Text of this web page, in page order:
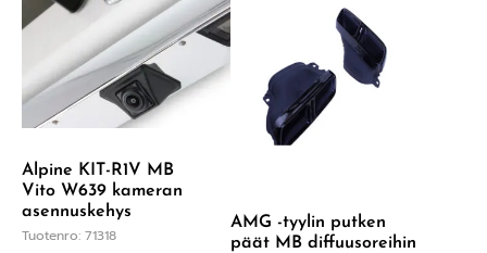
Alpine KIT-R1V MB
Vito W639 kameran
asennuskehys
Tuotenro: 71318
AMG -tyylin putken
päät MB diffuusoreihin